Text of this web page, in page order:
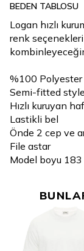
BEDEN TABLOSU
Logan hızlı
renk
%100 Polyester
Semi-fitted style
Hızlı kuruyan
Lastikli bel
Önde 2 cep ve
File astar
Model boyu